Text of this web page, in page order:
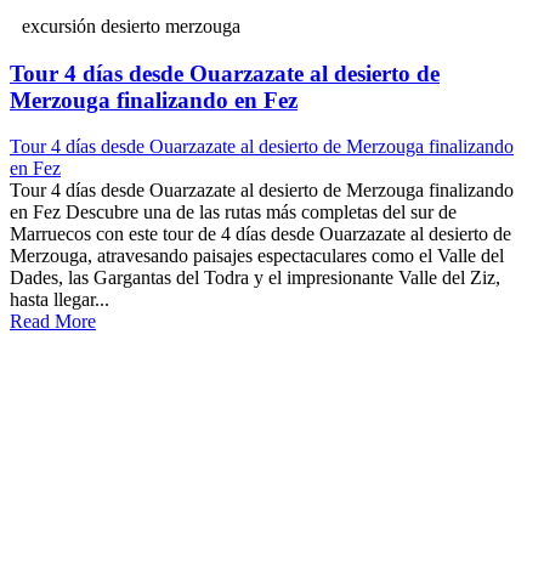
excursión desierto merzouga
Tour 4 días desde Ouarzazate al desierto de
Merzouga finalizando en Fez
Tour 4 días desde Ouarzazate al desierto de Merzouga finalizando
en Fez
Tour 4 días desde Ouarzazate al desierto de Merzouga finalizando
en Fez Descubre una de las rutas más completas del sur de
Marruecos con este tour de 4 días desde Ouarzazate al desierto de
Merzouga, atravesando paisajes espectaculares como el Valle del
Dades, las Gargantas del Todra y el impresionante Valle del Ziz,
hasta llegar...
Read More